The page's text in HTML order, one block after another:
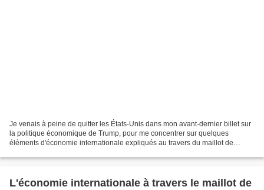
Je venais à peine de quitter les États-Unis dans mon avant-dernier billet sur
la politique économique de Trump, pour me concentrer sur quelques
éléments d'économie internationale expliqués au travers du maillot de
L'économie internationale à travers le maillot de